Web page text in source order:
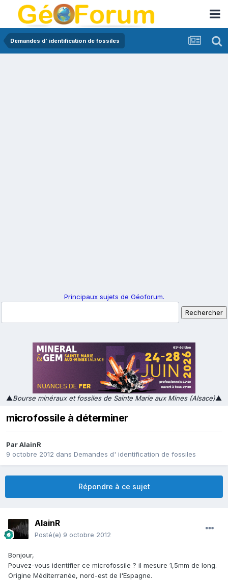
Demandes d' identification de fossiles
Principaux sujets de Géoforum.
▲Bourse minéraux et fossiles de Sainte Marie aux Mines (Alsace)▲
microfossile à déterminer
ParAlainR
9 octobre 2012 dans Demandes d' identification de fossiles
Répondre à ce sujet
AlainR
Posté(e) 9 octobre 2012
Bonjour,
Pouvez-vous identifier ce microfossile ? il mesure 1,5mm de long.
Origine Méditerranée, nord-est de l'Espagne.